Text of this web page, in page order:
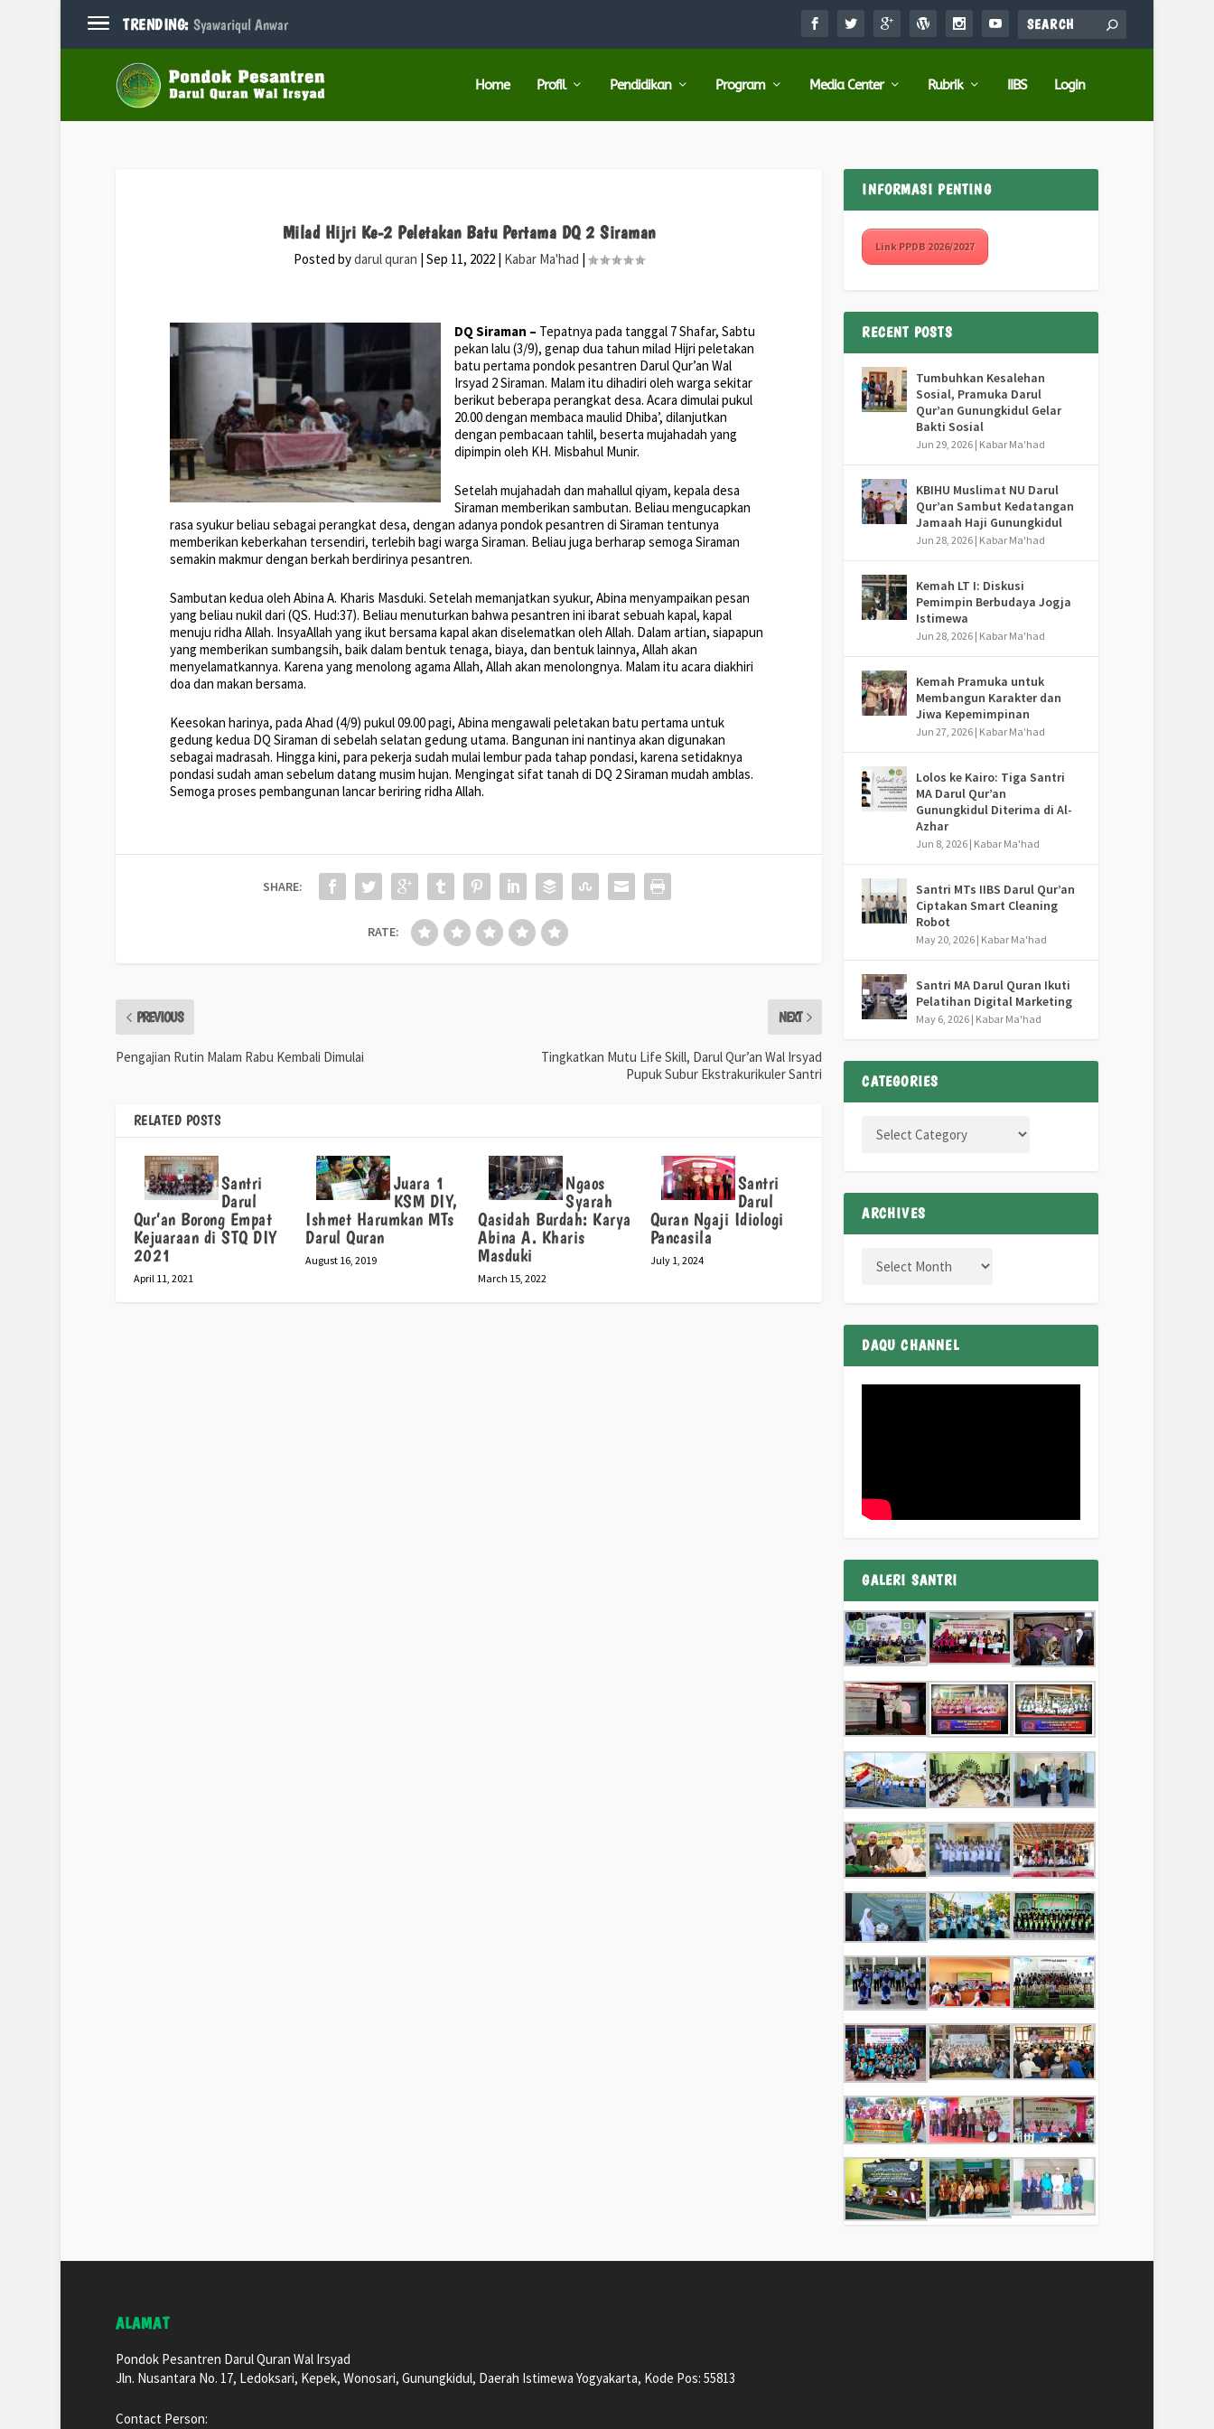
TRENDING: Syawariqul Anwar
Home Profil Pendidikan Program Media Center Rubrik IIBS Login
Milad Hijri Ke-2 Peletakan Batu Pertama DQ 2 Siraman
Posted bydarul quran |Sep 11, 2022 Kabar Ma'had |
DQ Siraman – Tepatnya pada tanggal 7 Shafar, Sabtu
pekan lalu (3/9), genap dua tahun milad Hijri peletakan
batu pertama pondok pesantren Darul Qur’an Wal
Irsyad 2 Siraman. Malam itu dihadiri oleh warga sekitar
berikut beberapa perangkat desa. Acara dimulai pukul
20.00 dengan membaca maulid Dhiba’, dilanjutkan
dengan pembacaan tahlil, beserta mujahadah yang
dipimpin oleh KH. Misbahul Munir.
Setelah mujahadah dan mahallul qiyam, kepala desa
Siraman memberikan sambutan. Beliau mengucapkan
rasa syukur beliau sebagai perangkat desa, dengan adanya pondok pesantren di Siraman tentunya
memberikan keberkahan tersendiri, terlebih bagi warga Siraman. Beliau juga berharap semoga Siraman
semakin makmur dengan berkah berdirinya pesantren.
Sambutan kedua oleh Abina A. Kharis Masduki. Setelah memanjatkan syukur, Abina menyampaikan pesan
yang beliau nukil dari (QS. Hud:37). Beliau menuturkan bahwa pesantren ini ibarat sebuah kapal, kapal
menuju ridha Allah. InsyaAllah yang ikut bersama kapal akan diselematkan oleh Allah. Dalam artian, siapapun
yang memberikan sumbangsih, baik dalam bentuk tenaga, biaya, dan bentuk lainnya, Allah akan
menyelamatkannya. Karena yang menolong agama Allah, Allah akan menolongnya. Malam itu acara diakhiri
doa dan makan bersama.
Keesokan harinya, pada Ahad (4/9) pukul 09.00 pagi, Abina mengawali peletakan batu pertama untuk
gedung kedua DQ Siraman di sebelah selatan gedung utama. Bangunan ini nantinya akan digunakan
sebagai madrasah. Hingga kini, para pekerja sudah mulai lembur pada tahap pondasi, karena setidaknya
pondasi sudah aman sebelum datang musim hujan. Mengingat sifat tanah di DQ 2 Siraman mudah amblas.
Semoga proses pembangunan lancar beriring ridha Allah.
SHARE:
RATE:
PREVIOUS
Pengajian Rutin Malam Rabu Kembali Dimulai
NEXT
Tingkatkan Mutu Life Skill, Darul Qur’an Wal Irsyad
Pupuk Subur Ekstrakurikuler Santri
RELATED POSTS
Santri
Darul
Qur’an Borong Empat
Kejuaraan di STQ DIY
2021
April 11, 2021
Juara 1
KSM DIY,
Ishmet Harumkan MTs
Darul Quran
August 16, 2019
Ngaos
Syarah
Qasidah Burdah: Karya
Abina A. Kharis
Masduki
March 15, 2022
Santri
Darul
Quran Ngaji Idiologi
Pancasila
July 1, 2024
INFORMASI PENTING
Link PPDB 2026/2027
RECENT POSTS
Tumbuhkan Kesalehan
Sosial, Pramuka Darul
Qur’an Gunungkidul Gelar
Bakti Sosial
Jun 29, 2026 | Kabar Ma'had
KBIHU Muslimat NU Darul
Qur’an Sambut Kedatangan
Jamaah Haji Gunungkidul
Jun 28, 2026 | Kabar Ma'had
Kemah LT I: Diskusi
Pemimpin Berbudaya Jogja
Istimewa
Jun 28, 2026 | Kabar Ma'had
Kemah Pramuka untuk
Membangun Karakter dan
Jiwa Kepemimpinan
Jun 27, 2026 | Kabar Ma'had
Lolos ke Kairo: Tiga Santri
MA Darul Qur’an
Gunungkidul Diterima di Al-
Azhar
Jun 8, 2026 | Kabar Ma'had
Santri MTs IIBS Darul Qur’an
Ciptakan Smart Cleaning
Robot
May 20, 2026 | Kabar Ma'had
Santri MA Darul Quran Ikuti
Pelatihan Digital Marketing
May 6, 2026 | Kabar Ma'had
CATEGORIES
ARCHIVES
DAQU CHANNEL
GALERI SANTRI
ALAMAT
Pondok Pesantren Darul Quran Wal Irsyad
Jln. Nusantara No. 17, Ledoksari, Kepek, Wonosari, Gunungkidul, Daerah Istimewa Yogyakarta, Kode Pos: 55813
Contact Person: